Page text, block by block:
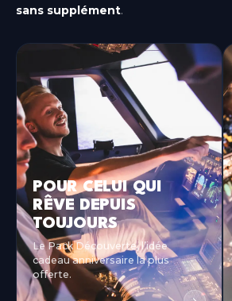
sans supplément.
POUR CELUI QUI
RÊVE DEPUIS
TOUJOURS
Le Pack Découverte, l’idée
cadeau anniversaire la plus
offerte.